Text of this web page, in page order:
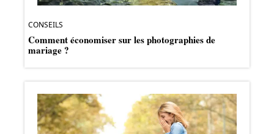
CONSEILS
Comment économiser sur les photographies de
mariage ?